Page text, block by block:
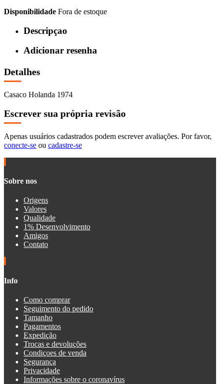
Disponibilidade Fora de estoque
Descripçao
Adicionar resenha
Detalhes
Casaco Holanda 1974
Escrever sua própria revisão
Apenas usuários cadastrados podem escrever avaliações. Por favor,
conecte-se ou cadastre-se
Sobre nos
Origens
Valores
Qualidade
1% Desenvolvimento
Amigos
Contato
Info
Como comprar
Seguimento do pedido
Tamanho
Pagamentos
Expedição
Trocas e devoluções
Condiçoes de venda
Segurança
Privacidade
Informações sobre o coronavírus